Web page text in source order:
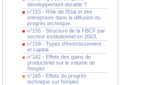
développement durable ?
n°153 - Rôle de l'Etat et des
entreprises dans la diffusion du
progrès technique.
n°155 - Structure de la FBCF par
secteur institutionnel en 2003.
n°158 - Types d'investissement
et capital.
n°162 - Effets des gains de
productivité sur le volume de
l'emploi
n°165 - Effets du progrès
technique sur l'emploi.